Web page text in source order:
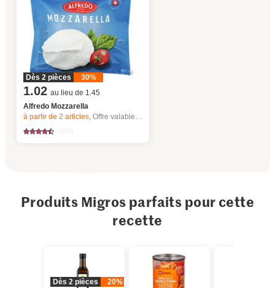
Dès 2 pièces 30%
1.02 au lieu de 1.45
Alfredo Mozzarella
à partir de 2articles,Offre valable du 6.8 au 12.8.2026, jusqu’à épuisement du stock.
Produits Migros parfaits pour cette
recette
Dès 2 pièces 20%